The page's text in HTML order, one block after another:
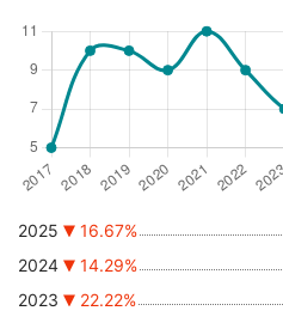
2025 16.67%
2024
14.29%
2023
22.22%